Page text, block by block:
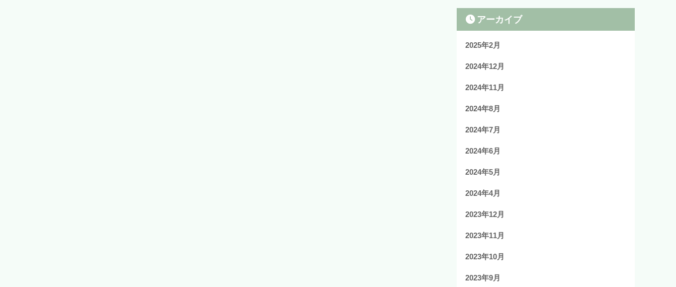
アーカイブ
2025年2月
2024年12月
2024年11月
2024年8月
2024年7月
2024年6月
2024年5月
2024年4月
2023年12月
2023年11月
2023年10月
2023年9月